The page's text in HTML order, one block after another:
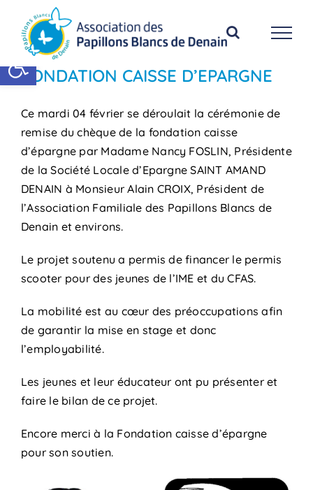
Ouvrir la barre d’outils
contenu
FONDATION CAISSE D’EPARGNE
Ce mardi 04 février se déroulait la cérémonie de
remise du chèque de la fondation caisse
d’épargne par Madame Nancy FOSLIN, Présidente
de la Société Locale d’Epargne SAINT AMAND
DENAIN à Monsieur Alain CROIX, Président de
l’Association Familiale des Papillons Blancs de
Denain et environs.
Le projet soutenu a permis de financer le permis
scooter pour des jeunes de l’IME et du CFAS.
La mobilité est au cœur des préoccupations afin
de garantir la mise en stage et donc
l’employabilité.
Les jeunes et leur éducateur ont pu présenter et
faire le bilan de ce projet.
Encore merci à la Fondation caisse d’épargne
pour son soutien.